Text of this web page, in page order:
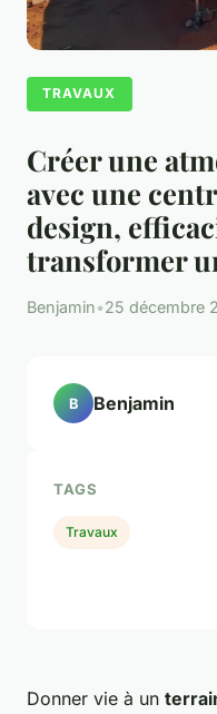
TRAVAUX
Créer une
avec une
design,
transformer
Benjamin•25 décembre
Donner vie à un
B Benjamin
TAGS
Travaux